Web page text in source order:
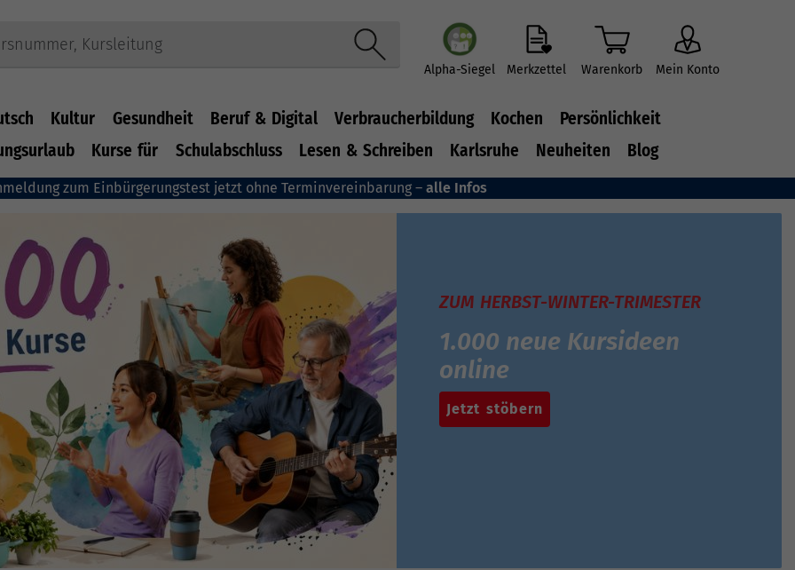
Alpha-Siegel Merkzettel Warenkorb Mein Konto
Kultur Gesundheit Beruf & Digital Verbraucherbildung Kochen
Persönlichkeit
Kurse für Schulabschluss Lesen & Schreiben Karlsruhe Neuheiten Blog
zum Einbürgerungstest jetzt ohne Terminvereinbarung – alle Infos
ZUM HERBST-WINTER-TRIMESTER
1.000 neue Kursideen
online
Jetzt stöbern